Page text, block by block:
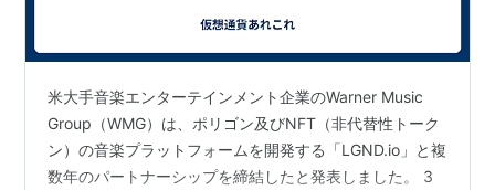
米大手音楽エンターテインメント企業のWarner Music
Group（WMG）は、ポリゴン及びNFT（非代替性トーク
ン）の音楽プラットフォームを開発する「LGND.io」と複
数年のパートナーシップを締結したと発表しました。 3